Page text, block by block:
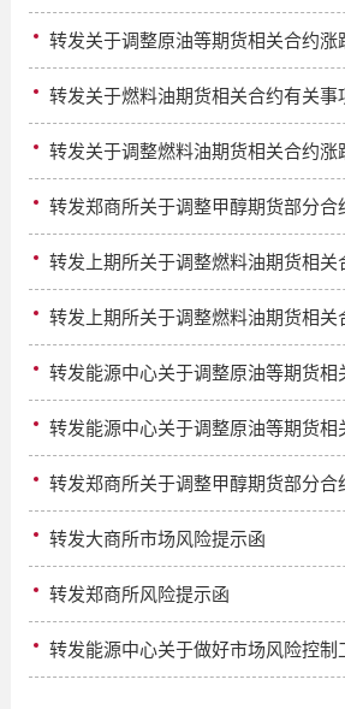
转发大商所市场风险提示函
转发郑商所风险提示函